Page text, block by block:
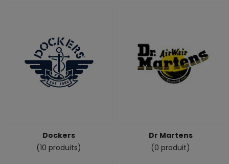
Dockers
(10 produits)
Dr Martens
(0 produit)